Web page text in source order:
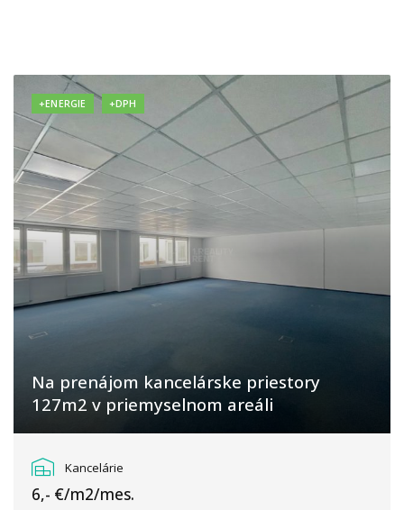
+ENERGIE +DPH
Na prenájom kancelárske priestory
127m2 v priemyselnom areáli
Kancelárie
6,- €/m2/mes.